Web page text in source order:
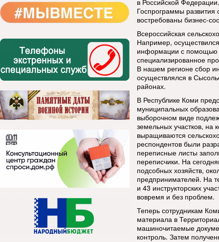
в Российской
Госпрограммы развития
востребованы бизнес-
Всероссийская
Например,
информации с помощью
специализированное
В нашем регионе сбор
осуществлялся в
районах.
В Республике Коми
муниципальных
выборочном виде
земельных участков, на
выращиваются
респондентов были
переписные листы
переписчики. На
подсобных хозяйств,
предпринимателей. На
и 43 инструкторских
вовремя и без проблем.
Теперь сотрудникам
материала в
машиночитаемые
контроль. Затем